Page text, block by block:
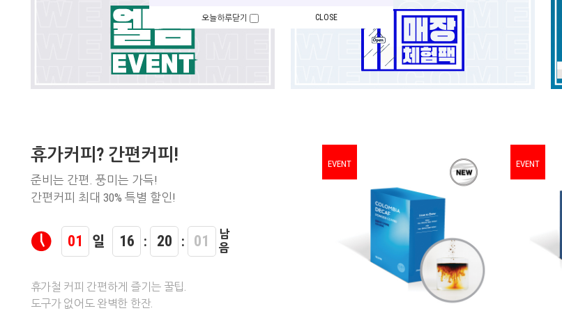
휴가커피? 간편커피!
준비는 간편. 풍미는 가득!
간편커피 최대 30% 특별 할인!
01 일 16 : 19 : 59
남
음
휴가철 커피 간편하게 즐기는 꿀팁.
도구가 없어도 완벽한 한잔.
EVENT EVENT
오늘하루닫기 CLOSE